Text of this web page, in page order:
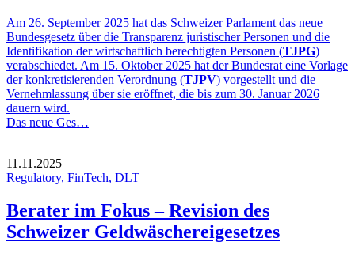
Am 26. September 2025 hat das Schweizer Parlament das neue
Bundesgesetz über die Transparenz juristischer Personen und die
Identifikation der wirtschaftlich berechtigten Personen (TJPG)
verabschiedet. Am 15. Oktober 2025 hat der Bundesrat eine Vorlage
der konkretisierenden Verordnung (TJPV) vorgestellt und die
Vernehmlassung über sie eröffnet, die bis zum 30. Januar 2026
dauern wird.
Das neue Ges…
11.11.2025
Regulatory, FinTech, DLT
Berater im Fokus – Revision des
Schweizer Geldwäschereigesetzes